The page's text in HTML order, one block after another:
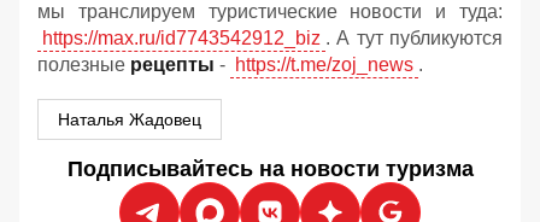
мы транслируем туристические новости и туда:
https://max.ru/id7743542912_biz . А тут публикуются
полезные рецепты - https://t.me/zoj_news .
Наталья Жадовец
Подписывайтесь на новости туризма